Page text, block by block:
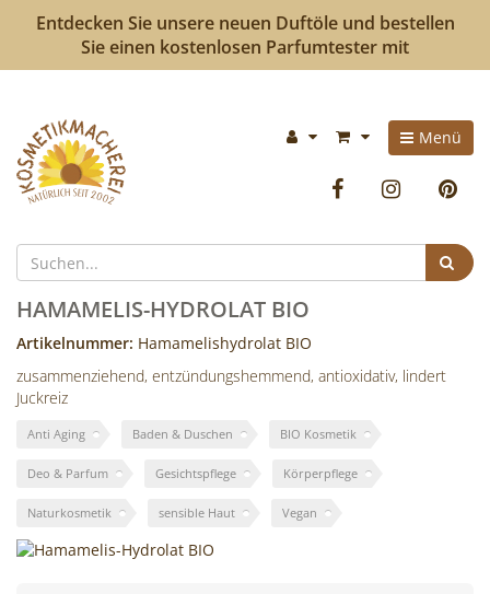
Entdecken Sie unsere neuen Duftöle und bestellen
Sie einen kostenlosen Parfumtester mit
Kosmetikmacherei
-
selbermachen
ist
so
einfach
wie
bunte
Cocktails
mixen!
Im
Menü
Facebook
HAMAMELIS-HYDROLAT BIO
Artikelnummer: Hamamelishydrolat BIO
zusammenziehend, entzündungshemmend, antioxidativ, lindert
Juckreiz
Anti Aging Baden & Duschen BIO Kosmetik
Deo & Parfum Gesichtspflege Körperpflege
Naturkosmetik sensible Haut Vegan